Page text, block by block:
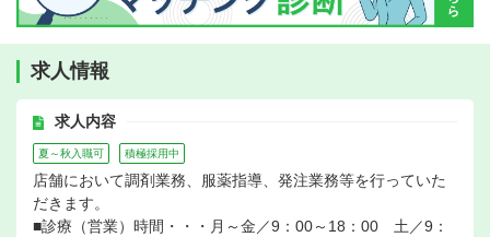
求人情報
求人内容
夏～秋入職可 積極採用中
店舗において調剤業務、服薬指導、発注業務等を行っていた
だきます。
■診療（営業）時間・・・月～金／9：00～18：00 土／9：